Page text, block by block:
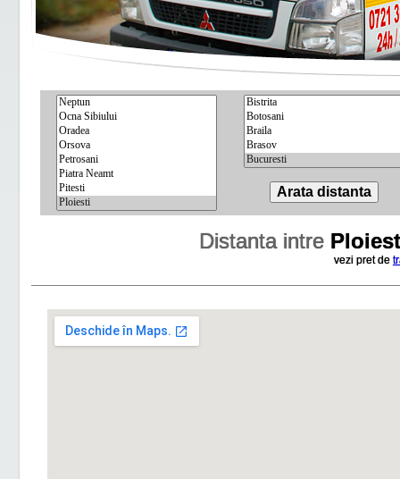
Distanta intre
vezi pret de